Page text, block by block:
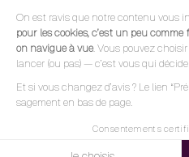
CGU Cookies Mentions
© 2026 Okimia | Design &